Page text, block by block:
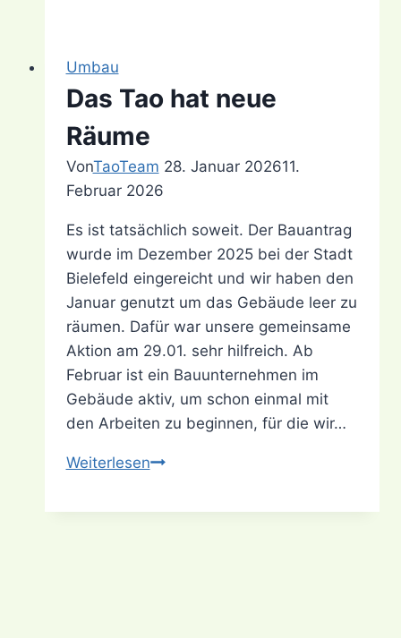
Umbau
Das Tao hat neue
Räume
VonTaoTeam 28. Januar 202611.
Februar 2026
Es ist tatsächlich soweit. Der Bauantrag
wurde im Dezember 2025 bei der Stadt
Bielefeld eingereicht und wir haben den
Januar genutzt um das Gebäude leer zu
räumen. Dafür war unsere gemeinsame
Aktion am 29.01. sehr hilfreich. Ab
Februar ist ein Bauunternehmen im
Gebäude aktiv, um schon einmal mit
den Arbeiten zu beginnen, für die wir…
WeiterlesenDas
hat